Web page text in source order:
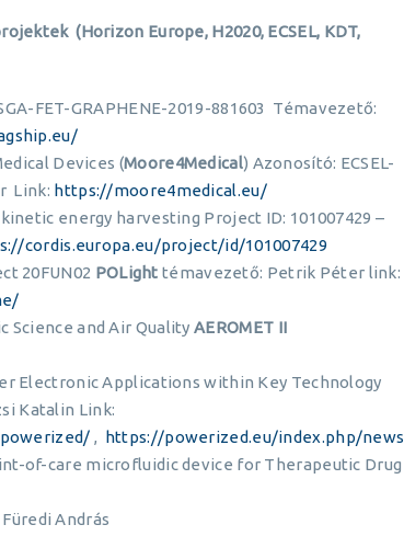
(Horizon Europe, H2020, ECSEL, KDT,
FET-GRAPHENE-2019-881603 Témavezető:
Devices (Moore4Medical) Azonosító: ECSEL-
Link: https://moore4medical.eu/
energy harvesting Project ID: 101007429 –
cordis.europa.eu/project/id/101007429
20FUN02 POLight témavezető: Petrik Péter link:
Science and Air QualityAEROMET II
Electronic Applications within Key Technology
Katalin Link:
, https://powerized.eu/index.php/news
of-care microfluidic device for Therapeutic Drug
András